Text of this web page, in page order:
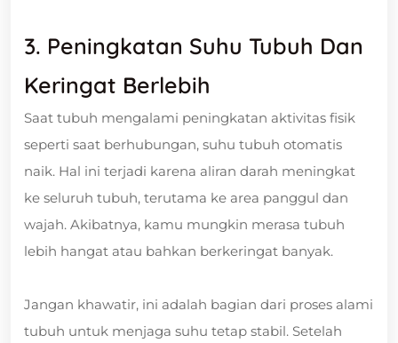
3. Peningkatan Suhu Tubuh Dan
Keringat Berlebih
Saat tubuh mengalami peningkatan aktivitas fisik
seperti saat berhubungan, suhu tubuh otomatis
naik. Hal ini terjadi karena aliran darah meningkat
ke seluruh tubuh, terutama ke area panggul dan
wajah. Akibatnya, kamu mungkin merasa tubuh
lebih hangat atau bahkan berkeringat banyak.
Jangan khawatir, ini adalah bagian dari proses alami
tubuh untuk menjaga suhu tetap stabil. Setelah